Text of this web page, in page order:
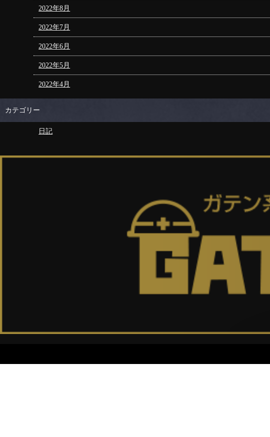
2022年8月
2022年7月
2022年6月
2022年5月
2022年4月
カテゴリー
日記